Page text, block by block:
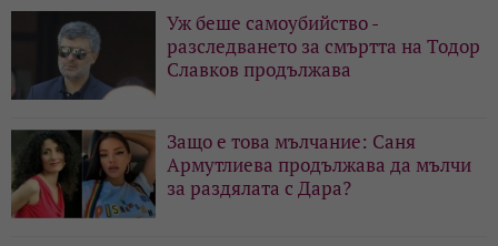
Уж беше самоубийство -
разследването за смъртта на Тодор
Славков продължава
Защо е това мълчание: Саня
Армутлиева продължава да мълчи
за раздялата с Дара?